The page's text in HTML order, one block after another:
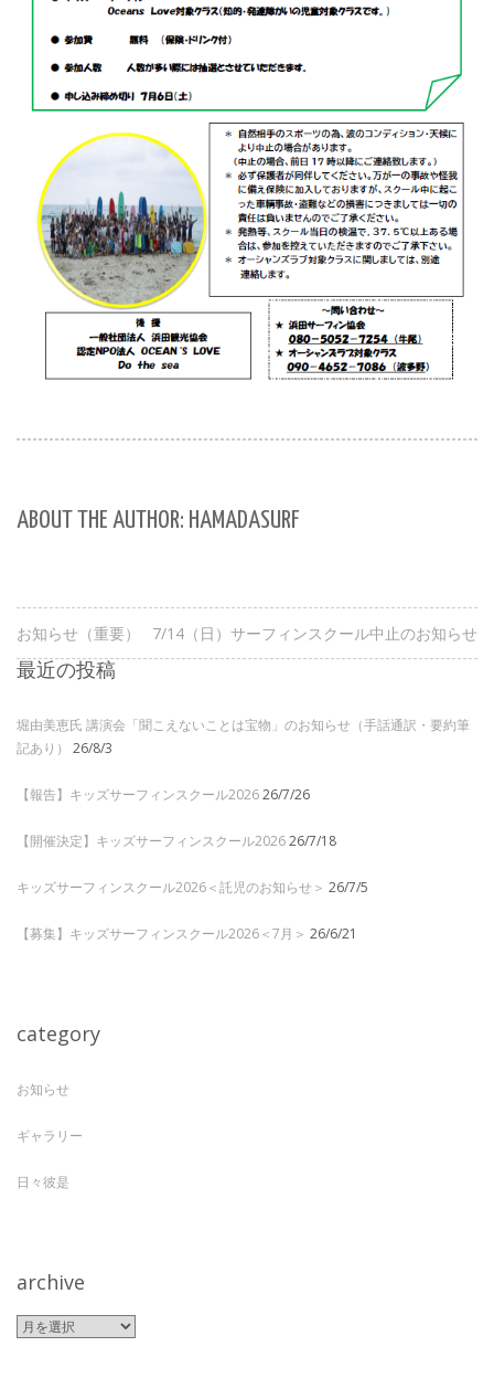
ABOUT THE AUTHOR: HAMADASURF
お知らせ（重要） 7/14（日）サーフィンスクール中止のお知らせ
最近の投稿
堀由美恵氏 講演会「聞こえないことは宝物」のお知らせ（手話通訳・要約筆
記あり）
26/8/3
【報告】キッズサーフィンスクール202626/7/26
【開催決定】キッズサーフィンスクール202626/7/18
キッズサーフィンスクール2026＜託児のお知らせ＞ 26/7/5
【募集】キッズサーフィンスクール2026＜7月＞ 26/6/21
category
お知らせ
ギャラリー
日々彼是
archive
archive